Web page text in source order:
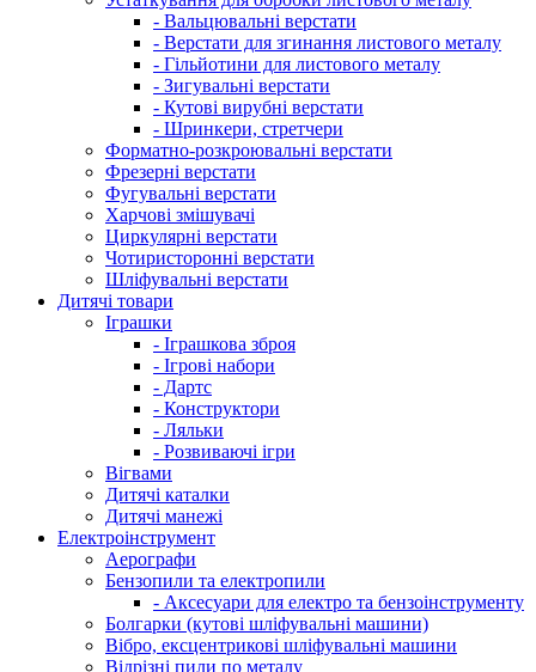
- Вальцювальні верстати
- Верстати для згинання листового металу
- Гільйотини для листового металу
- Зигувальні верстати
- Кутові вирубні верстати
- Шринкери, стретчери
Форматно-розкроювальні верстати
Фрезерні верстати
Фугувальні верстати
Харчові змішувачі
Циркулярні верстати
Чотиристоронні верстати
Шліфувальні верстати
Дитячі товари
Іграшки
- Іграшкова зброя
- Ігрові набори
- Дартс
- Конструктори
- Ляльки
- Розвиваючі ігри
Вігвами
Дитячі каталки
Дитячі манежі
Електроінструмент
Аерографи
Бензопили та електропили
- Аксесуари для електро та бензоінструменту
Болгарки (кутові шліфувальні машини)
Вібро, ексцентрикові шліфувальні машини
Відрізні пили по металу